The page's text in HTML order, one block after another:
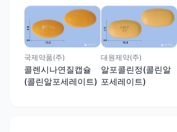
국제약품(주)
콜렌시나연질캡슐
(콜린알포세레이트)
대원제약(주)
알포콜린정(콜린알
포세레이트)